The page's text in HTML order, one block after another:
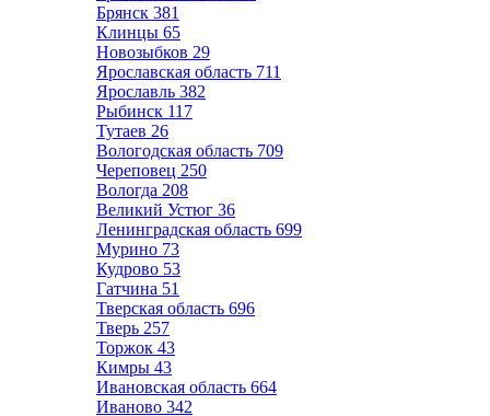
Брянск 381
Клинцы 65
Новозыбков 29
Ярославская область 711
Ярославль 382
Рыбинск 117
Тутаев 26
Вологодская область 709
Череповец 250
Вологда 208
Великий Устюг 36
Ленинградская область 699
Мурино 73
Кудрово 53
Гатчина 51
Тверская область 696
Тверь 257
Торжок 43
Кимры 43
Ивановская область 664
Иваново 342